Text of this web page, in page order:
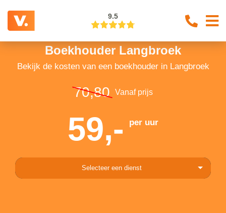
9.5
Boekhouder Langbroek
Bekijk de kosten van een boekhouder in Langbroek
70,80 Vanaf prijs
59,- per uur
Selecteer een dienst